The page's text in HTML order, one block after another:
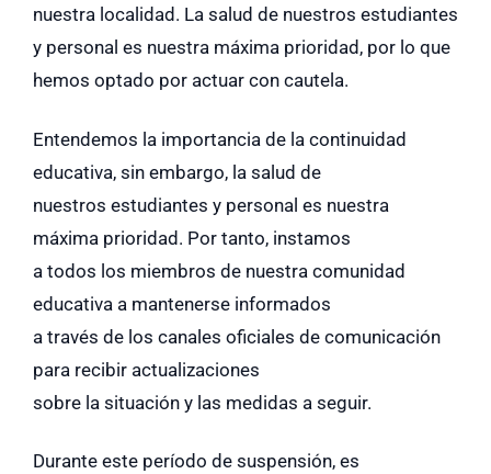
nuestra localidad. La salud de nuestros estudiantes
y personal es nuestra máxima prioridad, por lo que
hemos optado por actuar con cautela.
Entendemos la importancia de la continuidad
educativa, sin embargo, la salud de
nuestros estudiantes y personal es nuestra
máxima prioridad. Por tanto, instamos
a todos los miembros de nuestra comunidad
educativa a mantenerse informados
a través de los canales oficiales de comunicación
para recibir actualizaciones
sobre la situación y las medidas a seguir.
Durante este período de suspensión, es